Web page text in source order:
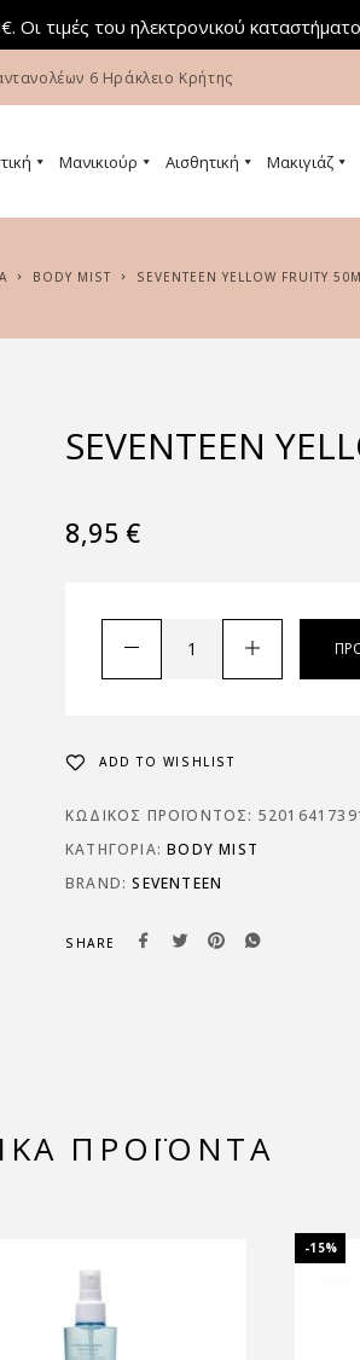
τιμές του ηλεκτρονικού
6 Ηράκλειο Κρήτης
Μανικιούρ Αισθητική Μακιγιάζ
BODY MIST SEVENTEEN YELLOW FRUITY
SEVENTEEN
8,95 €
ADD TO WISHLIST
ΚΩΔΙΚΌΣ ΠΡΟΪΌΝΤΟΣ:
ΚΑΤΗΓΟΡΊΑ:BODY MIST
BRAND:SEVENTEEN
SHARE
ΠΡΟΪΌΝΤΑ
-15%